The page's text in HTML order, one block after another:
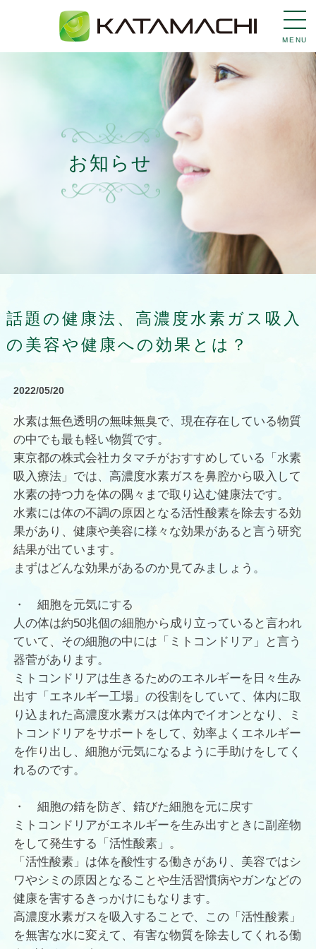
MENU
お知らせ
話題の健康法、高濃度水素ガス吸入
の美容や健康への効果とは？
2022/05/20
水素は無色透明の無味無臭で、現在存在している物質
の中でも最も軽い物質です。
東京都の株式会社カタマチがおすすめしている「水素
吸入療法」では、高濃度水素ガスを鼻腔から吸入して
水素の持つ力を体の隅々まで取り込む健康法です。
水素には体の不調の原因となる活性酸素を除去する効
果があり、健康や美容に様々な効果があると言う研究
結果が出ています。
まずはどんな効果があるのか見てみましょう。
・ 細胞を元気にする
人の体は約50兆個の細胞から成り立っていると言われ
ていて、その細胞の中には「ミトコンドリア」と言う
器菅があります。
ミトコンドリアは生きるためのエネルギーを日々生み
出す「エネルギー工場」の役割をしていて、体内に取
り込まれた高濃度水素ガスは体内でイオンとなり、ミ
トコンドリアをサポートをして、効率よくエネルギー
を作り出し、細胞が元気になるように手助けをしてく
れるのです。
・ 細胞の錆を防ぎ、錆びた細胞を元に戻す
ミトコンドリアがエネルギーを生み出すときに副産物
をして発生する「活性酸素」。
「活性酸素」は体を酸性する働きがあり、美容ではシ
ワやシミの原因となることや生活習慣病やガンなどの
健康を害するきっかけにもなります。
高濃度水素ガスを吸入することで、この「活性酸素」
を無害な水に変えて、有害な物質を除去してくれる働